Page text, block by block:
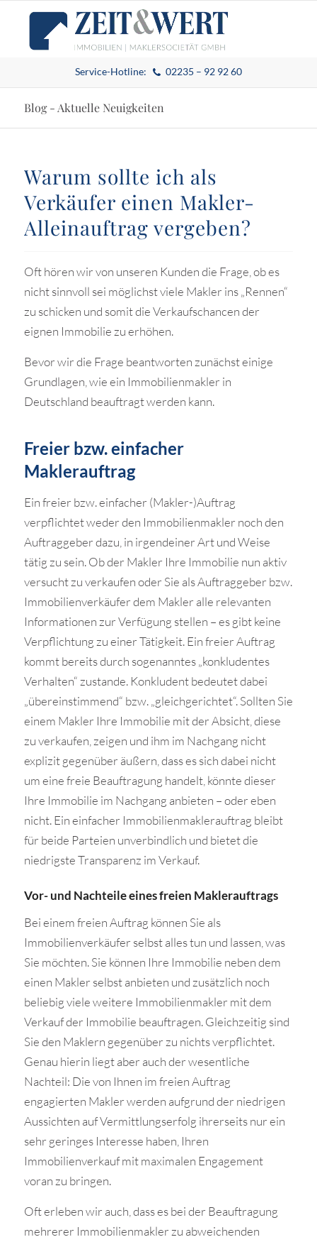
Service-Hotline: 02235 – 92 92 60
Blog - Aktuelle Neuigkeiten
Warum sollte ich als
Verkäufer einen Makler-
Alleinauftrag vergeben?
Oft hören wir von unseren Kunden die Frage, ob es
nicht sinnvoll sei möglichst viele Makler ins „Rennen“
zu schicken und somit die Verkaufschancen der
eignen Immobilie zu erhöhen.
Bevor wir die Frage beantworten zunächst einige
Grundlagen, wie ein Immobilienmakler in
Deutschland beauftragt werden kann.
Freier bzw. einfacher
Maklerauftrag
Ein freier bzw. einfacher (Makler-)Auftrag
verpflichtet weder den Immobilienmakler noch den
Auftraggeber dazu, in irgendeiner Art und Weise
tätig zu sein. Ob der Makler Ihre Immobilie nun aktiv
versucht zu verkaufen oder Sie als Auftraggeber bzw.
Immobilienverkäufer dem Makler alle relevanten
Informationen zur Verfügung stellen – es gibt keine
Verpflichtung zu einer Tätigkeit. Ein freier Auftrag
kommt bereits durch sogenanntes „konkludentes
Verhalten“ zustande. Konkludent bedeutet dabei
„übereinstimmend“ bzw. „gleichgerichtet“. Sollten Sie
einem Makler Ihre Immobilie mit der Absicht, diese
zu verkaufen, zeigen und ihm im Nachgang nicht
explizit gegenüber äußern, dass es sich dabei nicht
um eine freie Beauftragung handelt, könnte dieser
Ihre Immobilie im Nachgang anbieten – oder eben
nicht. Ein einfacher Immobilienmaklerauftrag bleibt
für beide Parteien unverbindlich und bietet die
niedrigste Transparenz im Verkauf.
Vor- und Nachteile eines freien Maklerauftrags
Bei einem freien Auftrag können Sie als
Immobilienverkäufer selbst alles tun und lassen, was
Sie möchten. Sie können Ihre Immobilie neben dem
einen Makler selbst anbieten und zusätzlich noch
beliebig viele weitere Immobilienmakler mit dem
Verkauf der Immobilie beauftragen. Gleichzeitig sind
Sie den Maklern gegenüber zu nichts verpflichtet.
Genau hierin liegt aber auch der wesentliche
Nachteil: Die von Ihnen im freien Auftrag
engagierten Makler werden aufgrund der niedrigen
Aussichten auf Vermittlungserfolg ihrerseits nur ein
sehr geringes Interesse haben, Ihren
Immobilienverkauf mit maximalen Engagement
voran zu bringen.
Oft erleben wir auch, dass es bei der Beauftragung
mehrerer Immobilienmakler zu abweichenden